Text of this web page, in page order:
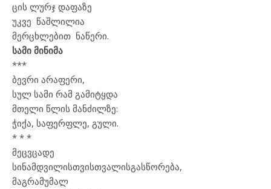
ცის ლურჯ დაფაზე
უკვე წაშლილია
მერცხლებით ნაწერი.
სამი მინიმა
***
ბევრი არაფერი,
სულ სამი რამ გამიტყდა
მთელი წლის მანძილზე:
ჭიქა, საფერფლე, გული.
* * *
მეცვცადე
სინამდვილისთვისთვალისგასწორება,
მაგრამუმალ